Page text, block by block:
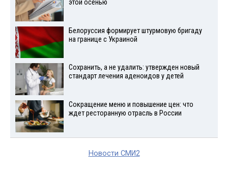
этой осенью
Белоруссия формирует штурмовую бригаду
на границе с Украиной
Сохранить, а не удалить: утвержден новый
стандарт лечения аденоидов у детей
Сокращение меню и повышение цен: что
ждет ресторанную отрасль в России
Новости СМИ2